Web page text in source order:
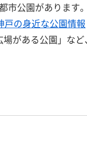
公園があります。
戸の身近な公園情報
がある公園」など